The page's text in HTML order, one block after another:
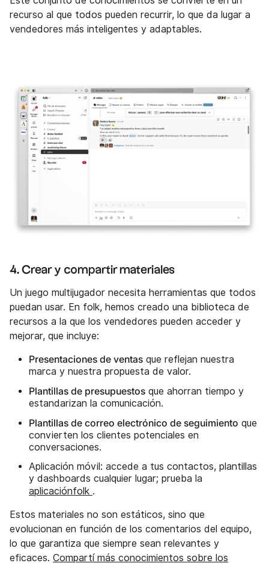
recurso al que todos pueden recurrir, lo que da lugar a
vendedores más inteligentes y adaptables.
4. Crear y compartir materiales
Un juego multijugador necesita herramientas que todos
puedan usar. En folk, hemos creado una biblioteca de
recursos a la que los vendedores pueden acceder y
mejorar, que incluye:
Presentaciones de ventas que reflejan nuestra
marca y nuestra propuesta de valor.
Plantillas de presupuestos que ahorran tiempo y
estandarizan la comunicación.
Plantillas de correo electrónico de seguimiento que
convierten los clientes potenciales en
conversaciones.
Aplicación móvil: accede a tus contactos, plantillas
y dashboards cualquier lugar; prueba la
aplicaciónfolk .
Estos materiales no son estáticos, sino que
evolucionan en función de los comentarios del equipo,
lo que garantiza que siempre sean relevantes y
eficaces. Compartí más conocimientos sobre los